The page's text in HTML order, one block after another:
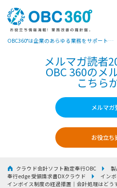
OBC360°は企業のあらゆる業務をサポートするヒントやお役立ち情報をご提供しています
メルマガ読者
OBC 360のメ
こちら
メルマガ
お役立ち
クラウド会計ソフト勘定奉行OBC
奉行edge 受領請求書DXクラウド
イン
インボイス制度の経過措置｜会計処理はど